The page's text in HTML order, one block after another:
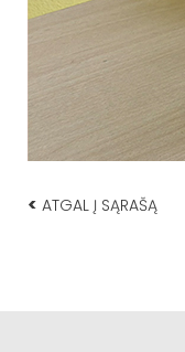
< ATGAL Į SĄRAŠĄ